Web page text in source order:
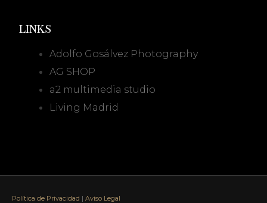
LINKS
Adolfo Gosálvez Photography
AG SHOP
a2 multimedia studio
Living Madrid
Política de Privacidad | Aviso Legal